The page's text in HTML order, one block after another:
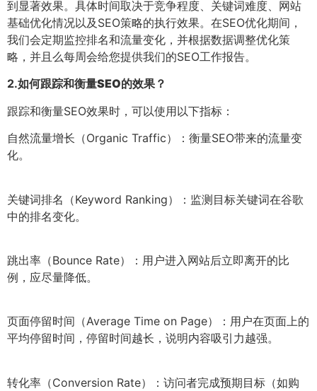
到显著效果。具体时间取决于竞争程度、关键词难度、网站
基础优化情况以及SEO策略的执行效果。在SEO优化期间，
我们会定期监控排名和流量变化，并根据数据调整优化策
略，并且么每周会给您提供我们的SEO工作报告。
2.如何跟踪和衡量SEO的效果？
跟踪和衡量SEO效果时，可以使用以下指标：
自然流量增长（Organic Traffic）：衡量SEO带来的流量变
化。
关键词排名（Keyword Ranking）：监测目标关键词在谷歌
中的排名变化。
跳出率（Bounce Rate）：用户进入网站后立即离开的比
例，应尽量降低。
页面停留时间（Average Time on Page）：用户在页面上的
平均停留时间，停留时间越长，说明内容吸引力越强。
转化率（Conversion Rate）：访问者完成预期目标（如购